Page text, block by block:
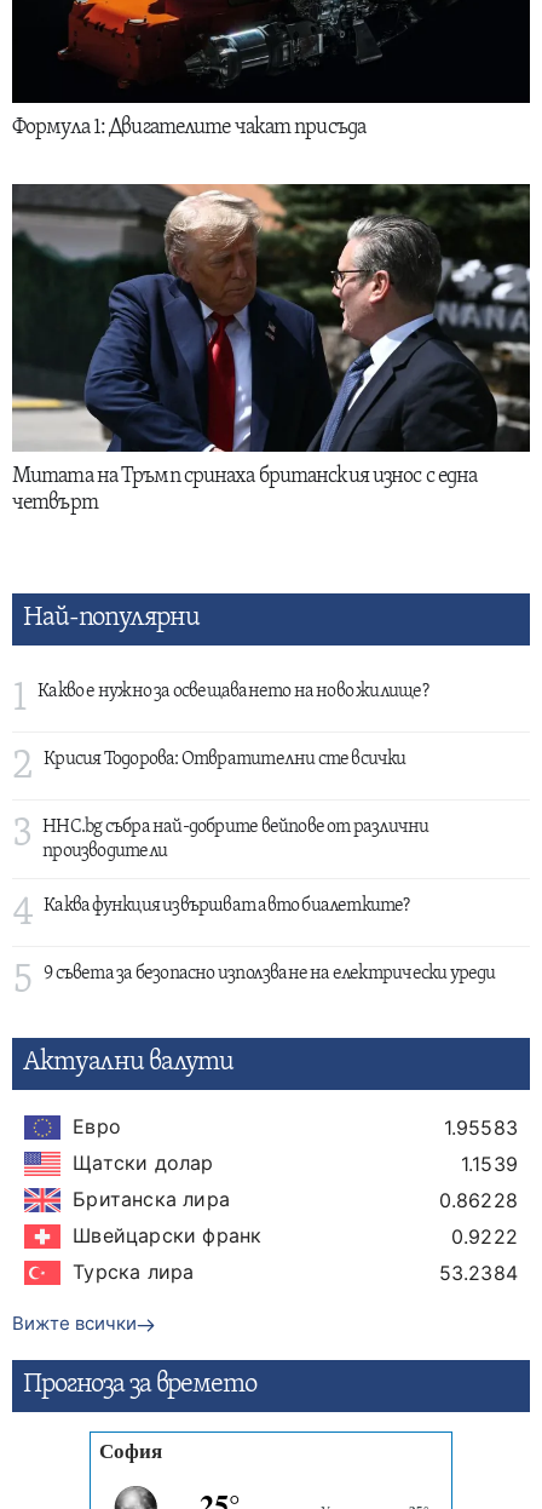
Формула 1: Двигателите чакат присъда
Митата на Тръмп сринаха британския износ с една
четвърт
Най-популярни
1 Какво е нужно за освещаването на ново жилище?
2 Крисия Тодорова: Отвратителни сте всички
3
HHC.bg събра най-добрите вейпове от различни
производители
4 Каква функция извършват авто биалетките?
5 9 съвета за безопасно използване на електрически уреди
Актуални валути
Евро
1.95583
Щатски долар
1.1539
Британска лира
0.86228
Швейцарски франк
0.9222
Турска лира
53.2384
Вижте всички
Прогнозa за времето